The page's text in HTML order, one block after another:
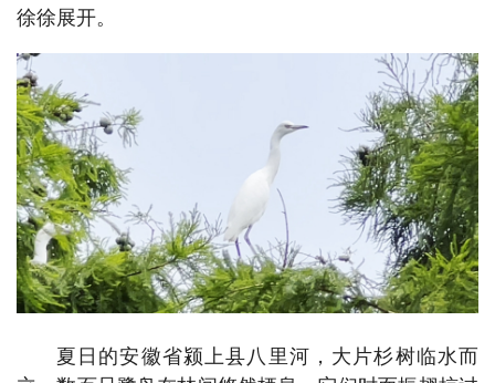
徐徐展开。
夏日的安徽省颍上县八里河，大片杉树临水而